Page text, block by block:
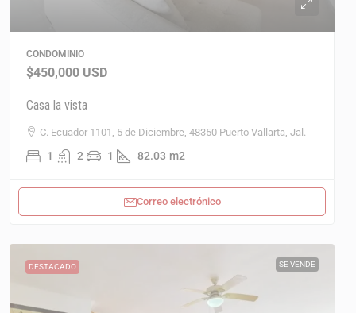
CONDOMINIO
$450,000 USD
Casa la vista
C. Ecuador 1101, 5 de Diciembre, 48350 Puerto Vallarta, Jal.
1 2 1 82.03 m2
Correo electrónico
DESTACADO SE VENDE